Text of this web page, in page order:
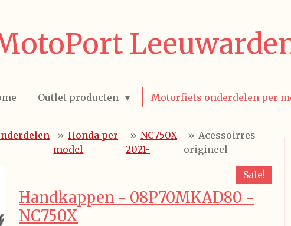
Outlet producten Motorfiets onderdelen per
» Honda per
model
» NC750X
2021-
» Acessoirres
origineel
Sale!
Handkappen - 08P70MKAD80 -
NC750X